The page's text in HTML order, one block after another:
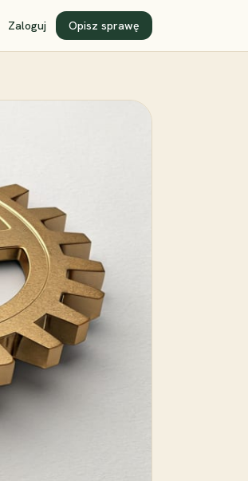
Zaloguj Opisz sprawę